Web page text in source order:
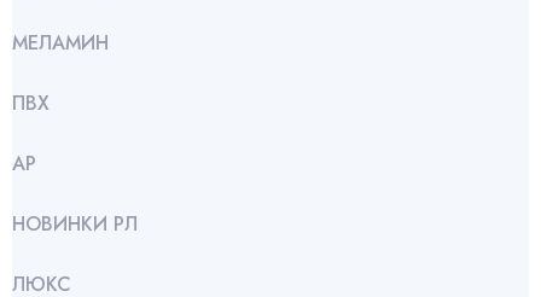
МЕЛАМИН
ПВХ
АР
НОВИНКИ РЛ
ЛЮКС